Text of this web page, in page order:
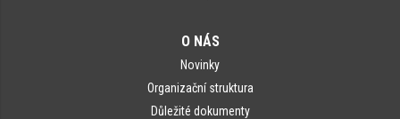
O NÁS
Novinky
Organizační struktura
Důležité dokumenty